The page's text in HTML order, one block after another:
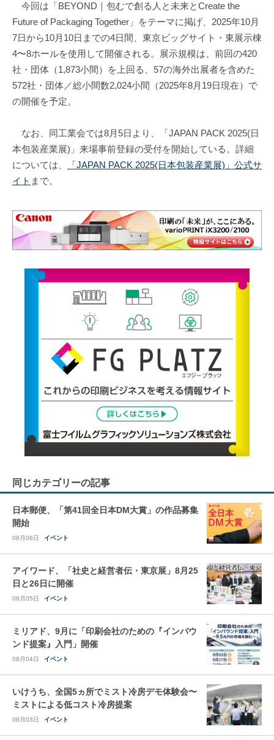
今回は「BEYOND｜包むで創る人と未来とCreate the
Future of Packaging Together」をテーマに掲げ、2025年10月
7日から10月10日までの4日間、東京ビッグサイト・東展示棟
4〜8ホールを使用して開催される。展示規模は、前回の420
社・団体（1,873小間）を上回る、57の海外出展者を含めた
572社・団体／総小間数2,024小間（2025年8月19日現在）で
の開催を予定。
なお、同工業会では8月5日より、「JAPAN PACK 2025(日
本包装産業展)」来場事前登録の受付を開始している。詳細
については、
「JAPAN PACK 2025(日本包装産業展)」公式サ
イト まで。
同じカテゴリーの記事
日本郵便、「第41回全日本DM大賞」の作品募集
開始
08月06日 イベント
アイワード、「社史と経営者伝・東京展」8月25
日と26日に開催
08月05日 イベント
ミリアド、9月に「印刷会社のための『インバウ
ンド提案』入門」開催
08月04日 イベント
いけうち、全国5ヵ所でミスト冷房デモ体験会〜
ミストによる低コスト冷房提案
08月03日 イベント